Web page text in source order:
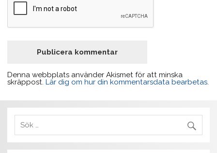
Denna webbplats använder Akismet för att minska
skräppost.Lär dig om hur din kommentarsdata bearbetas.